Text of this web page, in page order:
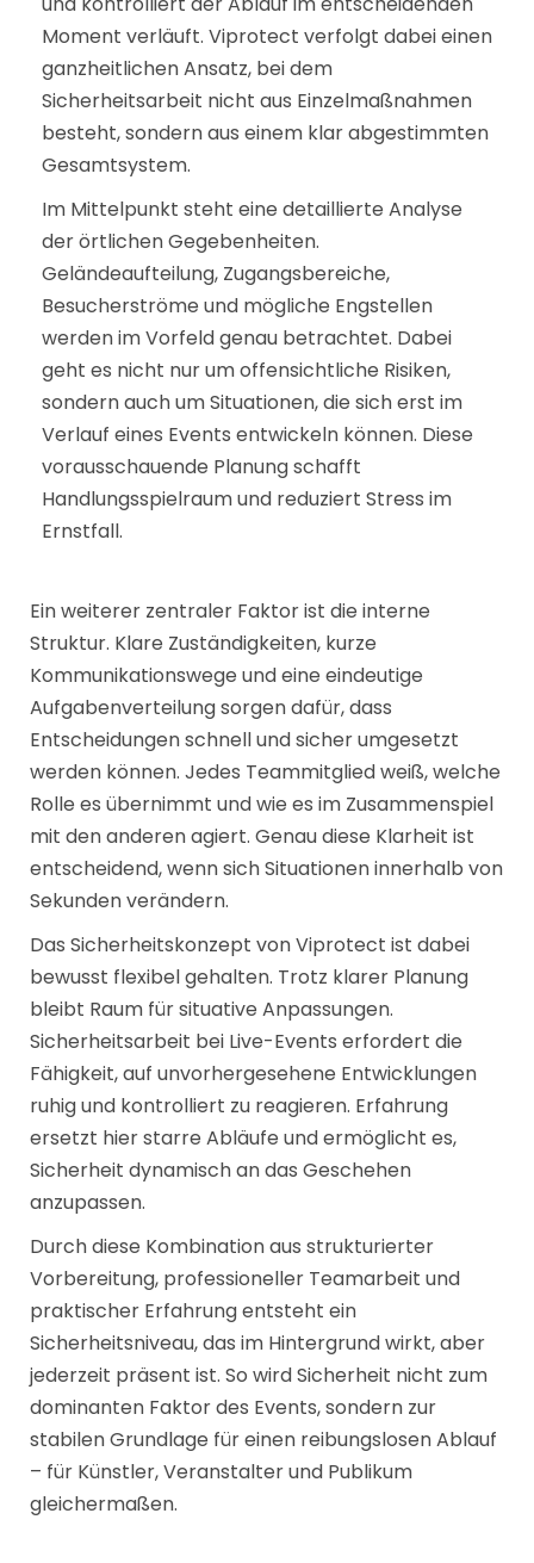
Moment verläuft. Viprotect verfolgt dabei einen
ganzheitlichen Ansatz, bei dem
Sicherheitsarbeit nicht aus Einzelmaßnahmen
besteht, sondern aus einem klar abgestimmten
Gesamtsystem.
Im Mittelpunkt steht eine detaillierte Analyse
der örtlichen Gegebenheiten.
Geländeaufteilung, Zugangsbereiche,
Besucherströme und mögliche Engstellen
werden im Vorfeld genau betrachtet. Dabei
geht es nicht nur um offensichtliche Risiken,
sondern auch um Situationen, die sich erst im
Verlauf eines Events entwickeln können. Diese
vorausschauende Planung schafft
Handlungsspielraum und reduziert Stress im
Ernstfall.
Ein weiterer zentraler Faktor ist die interne
Struktur. Klare Zuständigkeiten, kurze
Kommunikationswege und eine eindeutige
Aufgabenverteilung sorgen dafür, dass
Entscheidungen schnell und sicher umgesetzt
werden können. Jedes Teammitglied weiß, welche
Rolle es übernimmt und wie es im Zusammenspiel
mit den anderen agiert. Genau diese Klarheit ist
entscheidend, wenn sich Situationen innerhalb von
Sekunden verändern.
Das Sicherheitskonzept von Viprotect ist dabei
bewusst flexibel gehalten. Trotz klarer Planung
bleibt Raum für situative Anpassungen.
Sicherheitsarbeit bei Live-Events erfordert die
Fähigkeit, auf unvorhergesehene Entwicklungen
ruhig und kontrolliert zu reagieren. Erfahrung
ersetzt hier starre Abläufe und ermöglicht es,
Sicherheit dynamisch an das Geschehen
anzupassen.
Durch diese Kombination aus strukturierter
Vorbereitung, professioneller Teamarbeit und
praktischer Erfahrung entsteht ein
Sicherheitsniveau, das im Hintergrund wirkt, aber
jederzeit präsent ist. So wird Sicherheit nicht zum
dominanten Faktor des Events, sondern zur
stabilen Grundlage für einen reibungslosen Ablauf
– für Künstler, Veranstalter und Publikum
gleichermaßen.